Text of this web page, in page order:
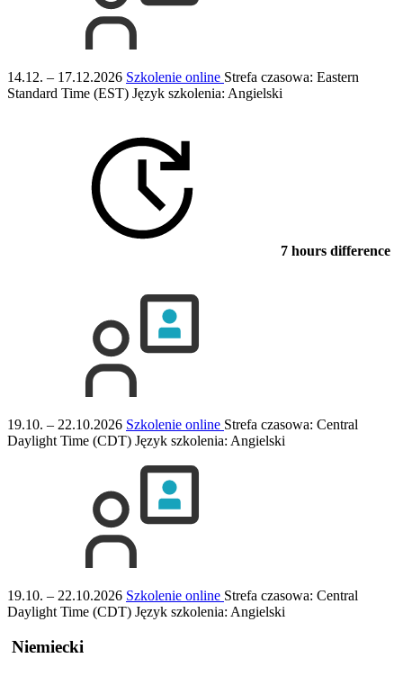
14.12. – 17.12.2026 Szkolenie online Strefa czasowa: Eastern
Standard Time (EST) Język szkolenia: Angielski
7 hours difference
19.10. – 22.10.2026 Szkolenie online Strefa czasowa: Central
Daylight Time (CDT) Język szkolenia: Angielski
19.10. – 22.10.2026 Szkolenie online Strefa czasowa: Central
Daylight Time (CDT) Język szkolenia: Angielski
Niemiecki